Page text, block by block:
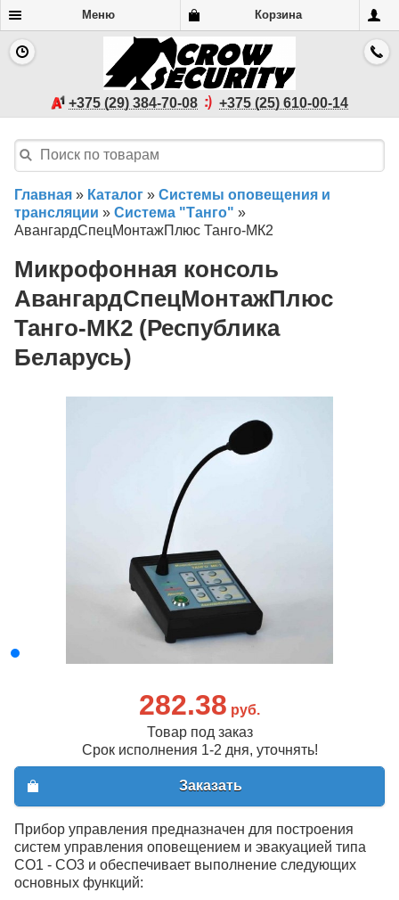
Меню Корзина
+375 (29) 384-70-08 +375 (25) 610-00-14
Главная » Каталог » Системы оповещения и
трансляции » Система "Танго" »
АвангардСпецМонтажПлюс Танго-МК2
Микрофонная консоль
АвангардСпецМонтажПлюс
Танго-МК2 (Республика
Беларусь)
282.38 руб.
Товар под заказ
Срок исполнения 1-2 дня, уточнять!
Заказать
Прибор управления предназначен для построения
систем управления оповещением и эвакуацией типа
СО1 - СО3 и обеспечивает выполнение следующих
основных функций: